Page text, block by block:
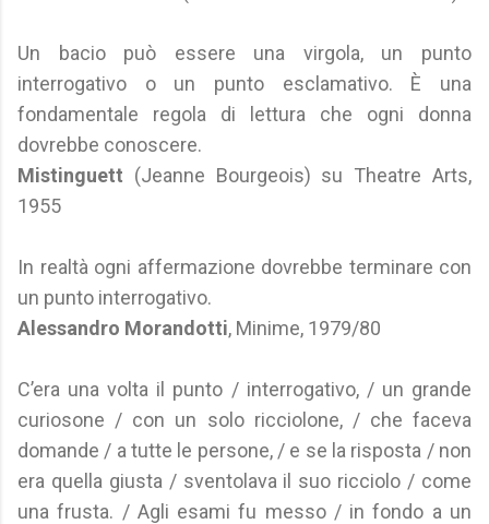
Un bacio può essere una virgola, un punto
interrogativo o un punto esclamativo. È una
fondamentale regola di lettura che ogni donna
dovrebbe conoscere.
Mistinguett (Jeanne Bourgeois) su Theatre Arts,
1955
In realtà ogni affermazione dovrebbe terminare con
un punto interrogativo.
Alessandro Morandotti, Minime, 1979/80
C’era una volta il punto / interrogativo, / un grande
curiosone / con un solo ricciolone, / che faceva
domande / a tutte le persone, / e se la risposta / non
era quella giusta / sventolava il suo ricciolo / come
una frusta. / Agli esami fu messo / in fondo a un